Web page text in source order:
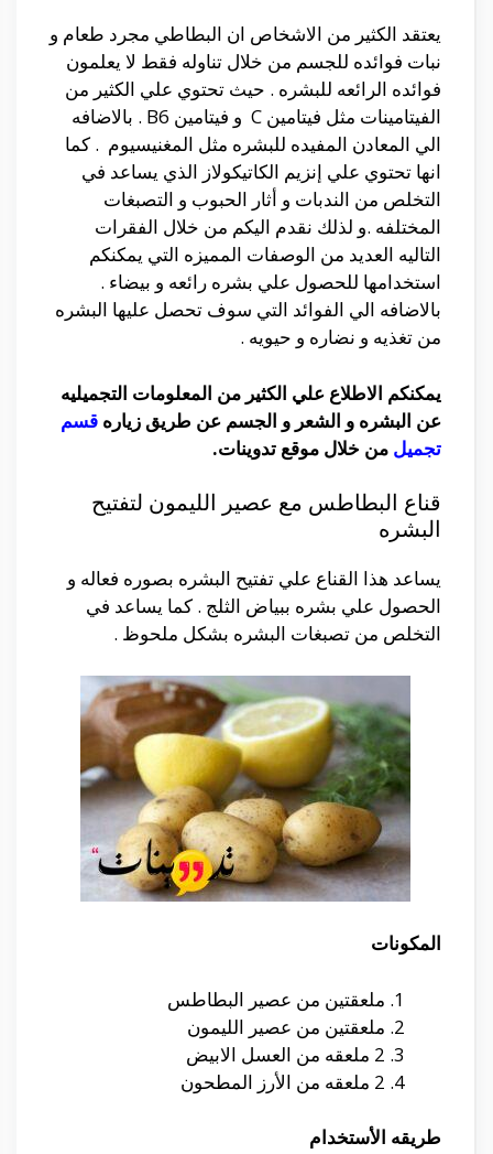
يعتقد الكثير من الاشخاص ان البطاطي مجرد طعام و
نبات فوائده للجسم من خلال تناوله فقط لا يعلمون
فوائده الرائعه للبشره . حيث تحتوي علي الكثير من
الفيتامينات مثل فيتامين C و فيتامين B6 . بالاضافه
الي المعادن المفيده للبشره مثل المغنيسيوم . كما
انها تحتوي علي إنزيم الكاتيكولاز الذي يساعد في
التخلص من الندبات و أثار الحبوب و التصبغات
المختلفه .و لذلك نقدم اليكم من خلال الفقرات
التاليه العديد من الوصفات المميزه التي يمكنكم
استخدامها للحصول علي بشره رائعه و بيضاء .
بالاضافه الي الفوائد التي سوف تحصل عليها البشره
من تغذيه و نضاره و حيويه .
يمكنكم الاطلاع علي الكثير من المعلومات التجميليه
عن البشره و الشعر و الجسم عن طريق زياره قسم
تجميل من خلال موقع تدوينات.
قناع البطاطس مع عصير الليمون لتفتيح
البشره
يساعد هذا القناع علي تفتيح البشره بصوره فعاله و
الحصول علي بشره ببياض الثلج . كما يساعد في
التخلص من تصبغات البشره بشكل ملحوظ .
المكونات
ملعقتين من عصير البطاطس
ملعقتين من عصير الليمون
2 ملعقه من العسل الابيض
2 ملعقه من الأرز المطحون
طريقه الأستخدام